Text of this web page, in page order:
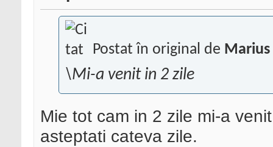
Postat în original de
\Mi-a venit in 2 zile
Mie tot cam in 2 zile mi-a
asteptati cateva zile.